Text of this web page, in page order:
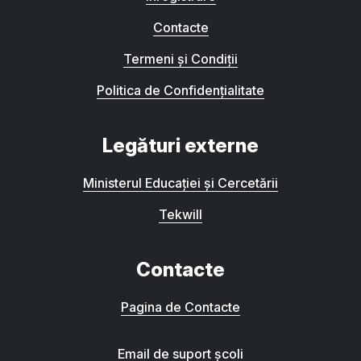
Contacte
Termeni și Condiții
Politica de Confidențialitate
Legături externe
Ministerul Educației și Cercetării
Tekwill
Contacte
Pagina de Contacte
Email de suport școli